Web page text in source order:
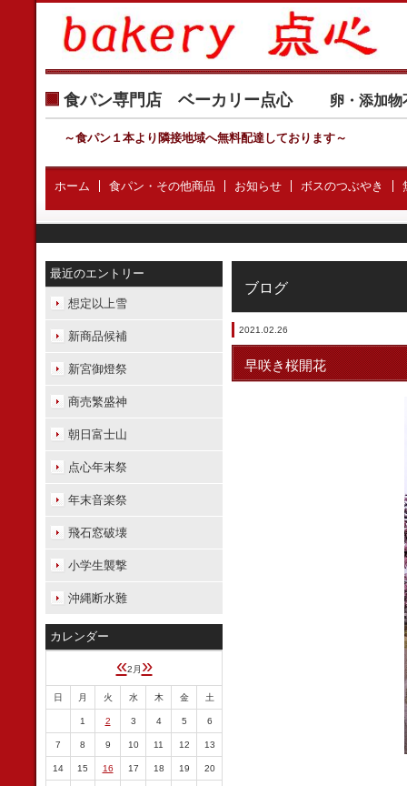
食パン専門店 ベーカリー点心 卵・添加
～食パン１本より隣接地域へ無料配達しております～
ホーム 食パン・その他商品 お知らせ ボスのつぶやき
ブログ
2021.02.26
早咲き桜開花
最近のエントリー
想定以上雪
新商品候補
新宮御燈祭
商売繁盛神
朝日富士山
点心年末祭
年末音楽祭
飛石窓破壊
小学生襲撃
沖縄断水難
カレンダー
«2月 »
日 月 火 水 木 金 土
1 2 3 4 5 6
7 8 9 10 11 12 13
14 15 16 17 18 19 20